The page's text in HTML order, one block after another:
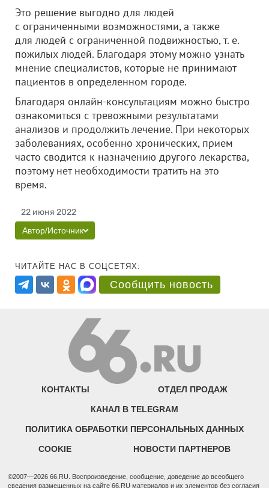
Это решение выгодно для людей
с ограниченными возможностями, а также
для людей с ограниченной подвижностью, т. е.
пожилых людей. Благодаря этому можно узнать
мнение специалистов, которые не принимают
пациентов в определенном городе.
Благодаря онлайн-консультациям можно быстро
ознакомиться с тревожными результатами
анализов и продолжить лечение. При некоторых
заболеваниях, особенно хронических, прием
часто сводится к назначению другого лекарства,
поэтому нет необходимости тратить на это
время.
22 июня 2022
Автор/Источник
ЧИТАЙТЕ НАС В СОЦСЕТЯХ:
Сообщить новость
КОНТАКТЫ ОТДЕЛ ПРОДАЖ
КАНАЛ В TELEGRAM
ПОЛИТИКА ОБРАБОТКИ ПЕРСОНАЛЬНЫХ ДАННЫХ
COOKIE НОВОСТИ ПАРТНЕРОВ
©2007—2026 66.RU. Воспроизведение, сообщение, доведение до всеобщего
сведения размещенных на сайте 66.RU материалов и их элементов без согласия